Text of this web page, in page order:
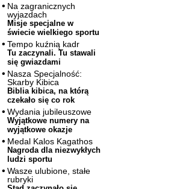
Na zagranicznych
wyjazdach
Misje specjalne w
świecie wielkiego sportu
Tempo kuźnią kadr
Tu zaczynali. Tu stawali
się gwiazdami
Nasza Specjalność:
Skarby Kibica
Biblia kibica, na którą
czekało się co rok
Wydania jubileuszowe
Wyjątkowe numery na
wyjątkowe okazje
Medal Kalos Kagathos
Nagroda dla niezwykłych
ludzi sportu
Wasze ulubione, stałe
rubryki